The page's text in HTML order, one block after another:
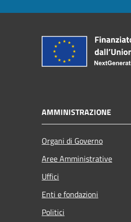
AMMINISTRAZIONE
Organi di Governo
Aree Amministrative
Uffici
Enti e fondazioni
Politici